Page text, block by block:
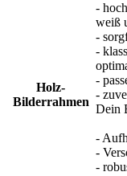
Holz-
Bilderrahmen
-
weiß
-
-
-
-
Dein
-
-
-